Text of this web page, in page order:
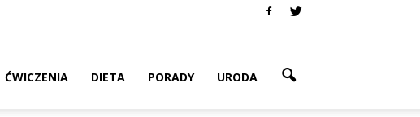
ĆWICZENIA DIETA PORADY URODA